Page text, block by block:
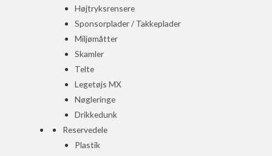
Højtryksrensere
Sponsorplader / Takkeplader
Miljømåtter
Skamler
Telte
Legetøjs MX
Nøgleringe
Drikkedunk
Reservedele
Plastik